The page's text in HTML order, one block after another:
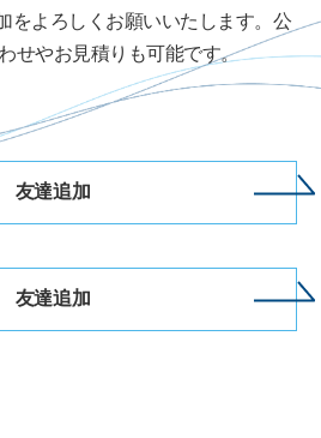
をよろしくお願いいたします。公
せやお見積りも可能です。
友達追加
友達追加